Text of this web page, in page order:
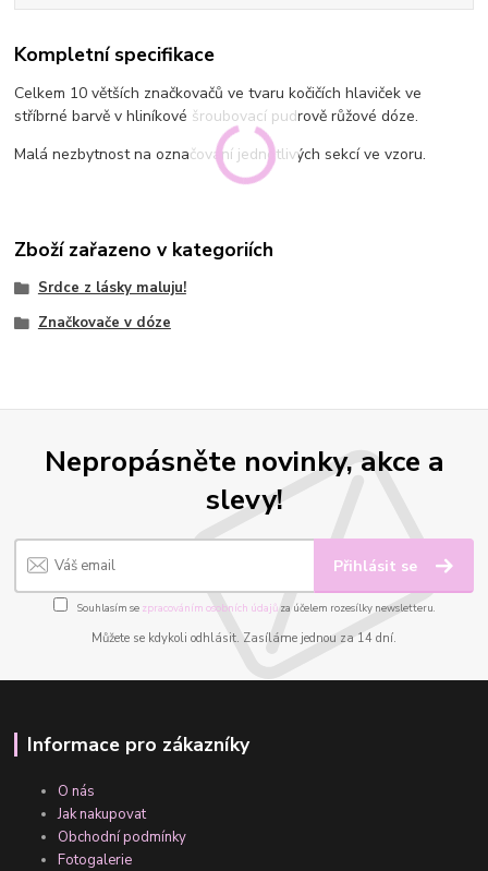
Kompletní specifikace
Celkem 10 větších značkovačů ve tvaru kočičích hlaviček ve
stříbrné barvě v hliníkové šroubovací pudrově růžové dóze.
Malá nezbytnost na označování jednotlivých sekcí ve vzoru.
Zboží zařazeno v kategoriích
Srdce z lásky maluju!
Značkovače v dóze
Nepropásněte novinky, akce a
slevy!
Přihlásit se
Souhlasím se zpracováním osobních údajůza účelem rozesílky newsletteru.
Můžete se kdykoli odhlásit. Zasíláme jednou za 14 dní.
Informace pro zákazníky
O nás
Jak nakupovat
Obchodní podmínky
Fotogalerie